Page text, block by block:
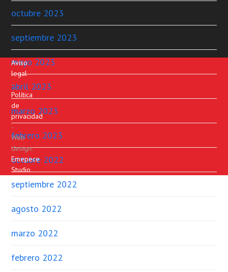
octubre 2023
septiembre 2023
mayo 2023
abril 2023
marzo 2023
febrero 2023
octubre 2022
septiembre 2022
agosto 2022
marzo 2022
febrero 2022
Aviso
legal
-
Política
de
privacidad
-
Web
design:
Emepece
Studio